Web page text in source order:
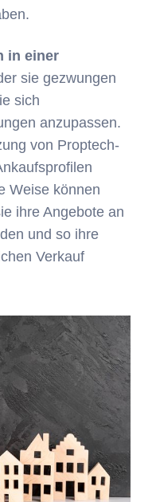
in einer
sie gezwungen
sich
anzupassen.
von Proptech-
Weise können
ihre Angebote an
und so ihre
Verkauf